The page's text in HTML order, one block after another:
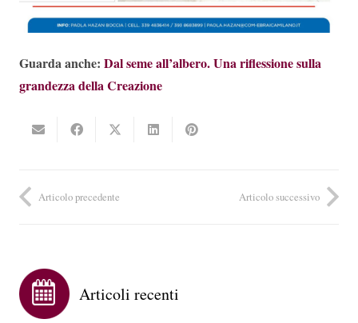
Guarda anche: Dal seme all’albero. Una riflessione sulla
grandezza della Creazione
Articolo precedente Articolo successivo
Articoli recenti